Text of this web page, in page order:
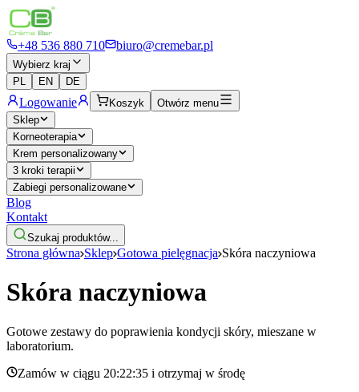
+48 536 880 710 biuro@cremebar.pl
Wybierz kraj
PL
EN DE
Logowanie Koszyk
Otwórz menu
Sklep
Korneoterapia
Krem personalizowany
3 kroki terapii
Zabiegi personalizowane
Blog
Kontakt
Szukaj produktów...
Strona główna Sklep Gotowa pielęgnacja Skóra naczyniowa
Skóra naczyniowa
Gotowe zestawy do poprawienia kondycji skóry, mieszane w
laboratorium.
Zamów w ciągu 20:22:35 i otrzymaj w środę